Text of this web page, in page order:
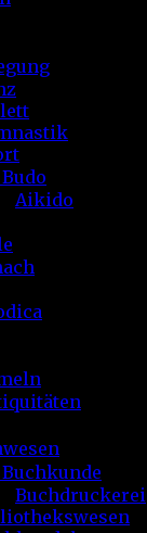
Budo
Aikido
Buchkunde
Buchdruckerei